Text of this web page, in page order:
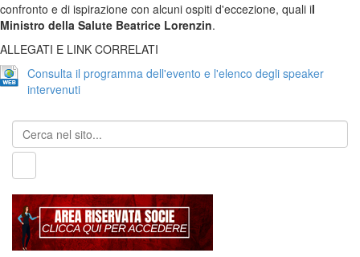
confronto e di ispirazione con alcuni ospiti d'eccezione, quali il
Ministro della Salute Beatrice Lorenzin.
ALLEGATI E LINK CORRELATI
Consulta il programma dell'evento e l'elenco degli speaker
intervenuti